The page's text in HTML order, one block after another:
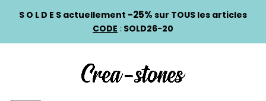
S O L D E S actuellement -25% sur TOUS les articles
CODE : SOLD26-20